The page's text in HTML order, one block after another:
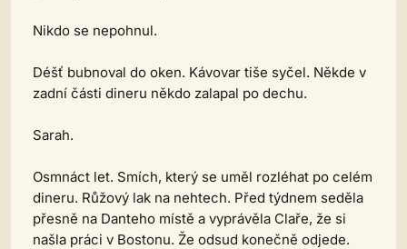
Nikdo se nepohnul.
Déšť bubnoval do oken. Kávovar tiše syčel. Někde v
zadní části dineru někdo zalapal po dechu.
Sarah.
Osmnáct let. Smích, který se uměl rozléhat po celém
dineru. Růžový lak na nehtech. Před týdnem seděla
přesně na Danteho místě a vyprávěla Claře, že si
našla práci v Bostonu. Že odsud konečně odjede.